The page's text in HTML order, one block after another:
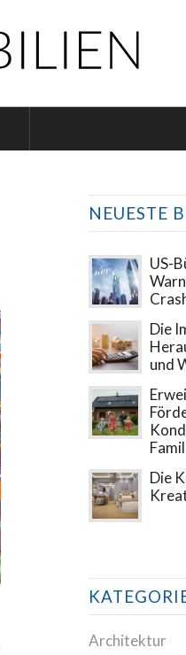
NEUESTE
US-
Die
und
Die
Architektur